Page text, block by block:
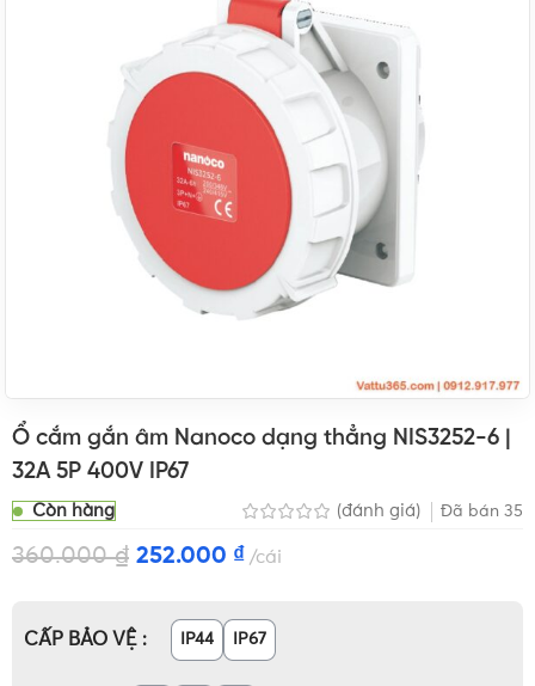
Ổ cắm gắn âm Nanoco dạng thẳng NIS3252-6 |
32A 5P 400V IP67
Còn hàng (đánh giá) Đã bán 35
360.000₫ 252.000 ₫ cái
CẤP BẢO VỆ IP44 IP67